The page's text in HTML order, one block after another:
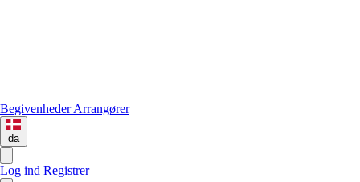
BegivenhederArrangører
da
Log ind Registrer